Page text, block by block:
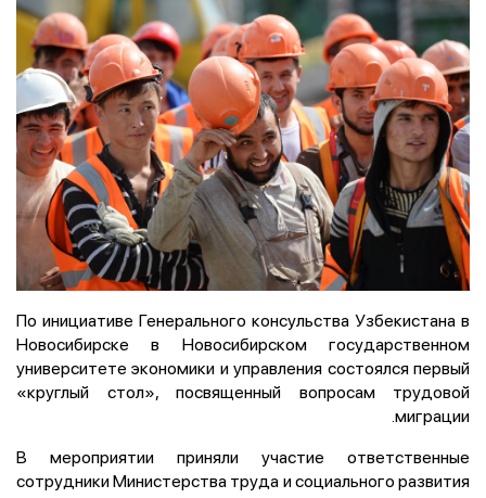
По инициативе Генерального консульства Узбекистана в
Новосибирске в Новосибирском государственном
университете экономики и управления состоялся первый
«круглый стол», посвященный вопросам трудовой
миграции.
В мероприятии приняли участие ответственные
сотрудники Министерства труда и социального развития